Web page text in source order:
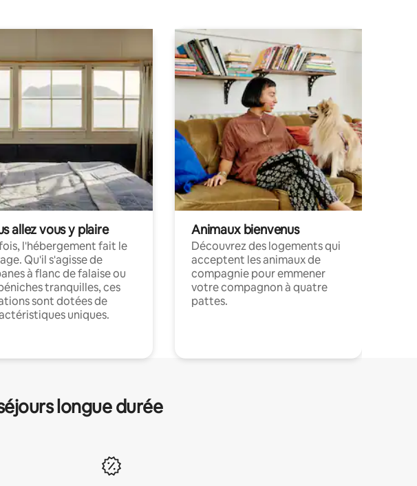
allez vous y plaire
l'hébergement fait le
Qu'il s'agisse de
à flanc de falaise ou
tranquilles, ces
sont dotées de
uniques.
Animaux bienvenus
Découvrez des logements qui
acceptent les animaux de
compagnie pour emmener
votre compagnon à quatre
pattes.
longue durée